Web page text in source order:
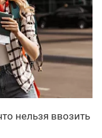
нельзя ввозить